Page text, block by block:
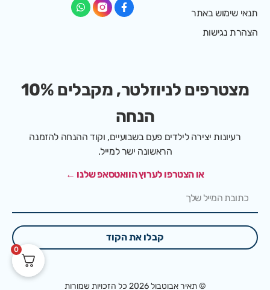
תנאי שימוש באתר
הצהרת נגישות
מצטרפים לניוזלטר, מקבלים 10%
הנחה
רעיונות יצירה לילדים פעם בשבועיים, וקוד ההנחה להזמנה
הראשונה ישר למייל.
או הצטרפו לערוץ הוואטסאפ שלנו ←
קבלו את הקוד
© תאיר אבוטבול 2026 כל הזכויות שמורות
0